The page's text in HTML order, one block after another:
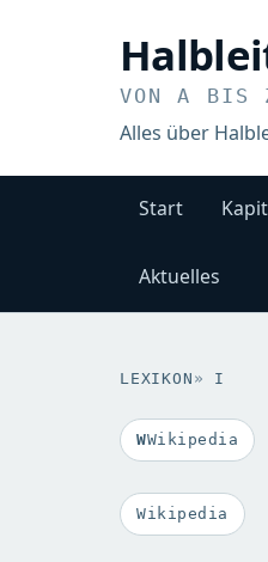
VON A BIS
Alles über
Start
Aktuelles
LEXIKON » I
Wikipedia
Wikipedia